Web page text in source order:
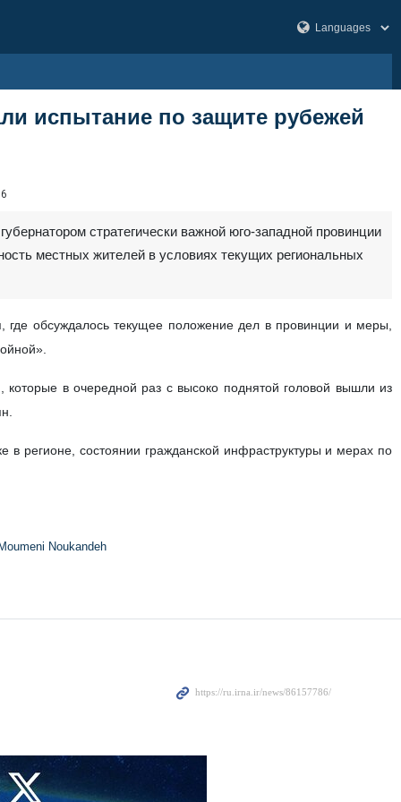
испытание по защите рубежей
стратегически важной юго-западной провинции
местных жителей в условиях текущих региональных
где обсуждалось текущее положение дел в провинции и меры,
в очередной раз с высоко поднятой головой вышли из
в регионе, состоянии гражданской инфраструктуры и мерах по
Noukandeh